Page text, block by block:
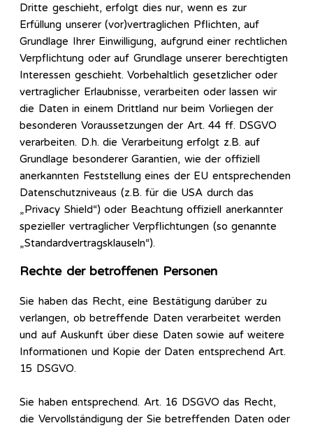
Dritte geschieht, erfolgt dies nur, wenn es zur
Erfüllung unserer (vor)vertraglichen Pflichten, auf
Grundlage Ihrer Einwilligung, aufgrund einer rechtlichen
Verpflichtung oder auf Grundlage unserer berechtigten
Interessen geschieht. Vorbehaltlich gesetzlicher oder
vertraglicher Erlaubnisse, verarbeiten oder lassen wir
die Daten in einem Drittland nur beim Vorliegen der
besonderen Voraussetzungen der Art. 44 ff. DSGVO
verarbeiten. D.h. die Verarbeitung erfolgt z.B. auf
Grundlage besonderer Garantien, wie der offiziell
anerkannten Feststellung eines der EU entsprechenden
Datenschutzniveaus (z.B. für die USA durch das
„Privacy Shield“) oder Beachtung offiziell anerkannter
spezieller vertraglicher Verpflichtungen (so genannte
„Standardvertragsklauseln“).
Rechte der betroffenen Personen
Sie haben das Recht, eine Bestätigung darüber zu
verlangen, ob betreffende Daten verarbeitet werden
und auf Auskunft über diese Daten sowie auf weitere
Informationen und Kopie der Daten entsprechend Art.
15 DSGVO.
Sie haben entsprechend. Art. 16 DSGVO das Recht,
die Vervollständigung der Sie betreffenden Daten oder